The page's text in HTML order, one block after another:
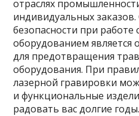
отраслях
индивидуальных
безопасности при работе
оборудованием является
для предотвращения
оборудования. При
лазерной гравировки
и функциональные
радовать вас долгие годы.